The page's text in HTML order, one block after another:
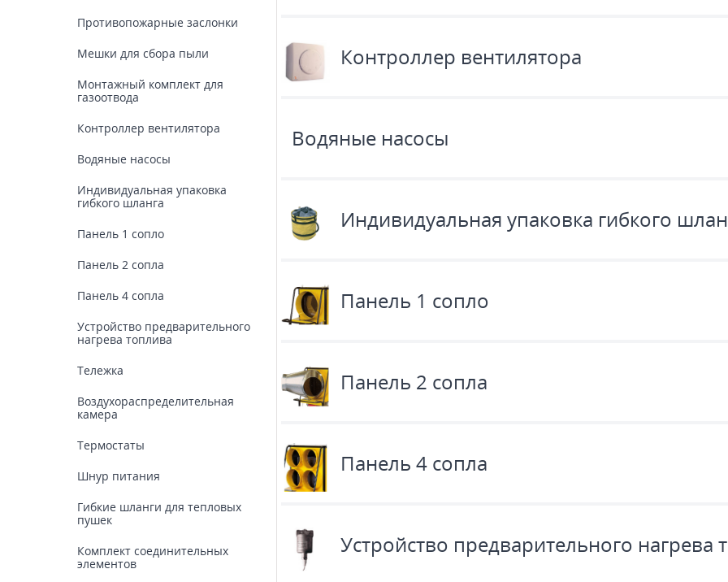
Противопожарные заслонки
Мешки для сбора пыли
Монтажный комплект для
газоотвода
Контроллер вентилятора
Водяные насосы
Индивидуальная упаковка
гибкого шланга
Панель 1 сопло
Панель 2 сопла
Панель 4 сопла
Устройство предварительного
нагрева топлива
Тележка
Воздухораспределительная
камера
Термостаты
Шнур питания
Гибкие шланги для тепловых
пушек
Комплект соединительных
элементов
Контроллер вентилятора
Водяные насосы
Индивидуальная упаковка гибкого
Панель 1 сопло
Панель 2 сопла
Панель 4 сопла
Устройство предварительного нагрева